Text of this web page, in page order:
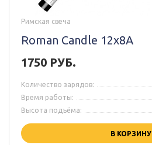
Римская свеча
Roman Candle 12x8A
1750 РУБ.
Количество зарядов:
Время работы:
Высота подъёма:
В КОРЗИНУ